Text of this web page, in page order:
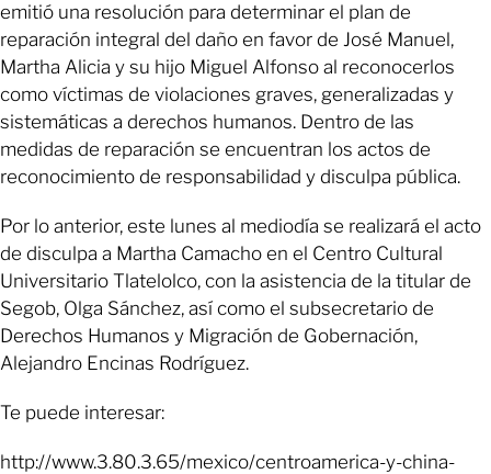
emitió una resolución para determinar el plan de
reparación integral del daño en favor de José Manuel,
Martha Alicia y su hijo Miguel Alfonso al reconocerlos
como víctimas de violaciones graves, generalizadas y
sistemáticas a derechos humanos. Dentro de las
medidas de reparación se encuentran los actos de
reconocimiento de responsabilidad y disculpa pública.
Por lo anterior, este lunes al mediodía se realizará el acto
de disculpa a Martha Camacho en el Centro Cultural
Universitario Tlatelolco, con la asistencia de la titular de
Segob, Olga Sánchez, así como el subsecretario de
Derechos Humanos y Migración de Gobernación,
Alejandro Encinas Rodríguez.
Te puede interesar:
http://www.3.80.3.65/mexico/centroamerica-y-china-